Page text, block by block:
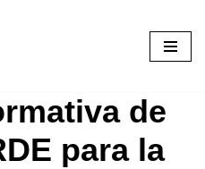
de
para la